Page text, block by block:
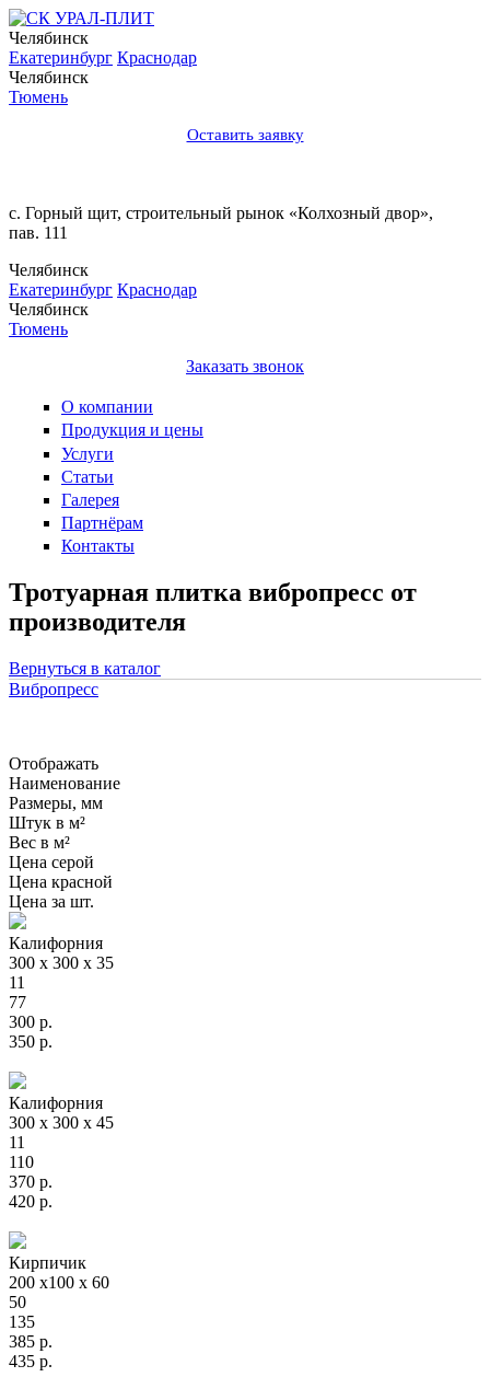
Челябинск
Екатеринбург Краснодар
Челябинск
Тюмень
Оставить заявку
с. Горный щит, cтроительный рынок «Колхозный двор»,
пав. 111
Челябинск
Екатеринбург Краснодар
Челябинск
Тюмень
Заказать звонок
О компании
Продукция и цены
Услуги
Статьи
Галерея
Партнёрам
Контакты
Тротуарная плитка вибропресс от
производителя
Вернуться в каталог
Вибропресс
Отображать
Наименование
Размеры, мм
Штук в м²
Вес в м²
Цена серой
Цена красной
Цена за шт.
Калифорния
300 х 300 х 35
11
77
300 р.
350 р.
Калифорния
300 х 300 х 45
11
110
370 р.
420 р.
Кирпичик
200 х100 х 60
50
135
385 р.
435 р.